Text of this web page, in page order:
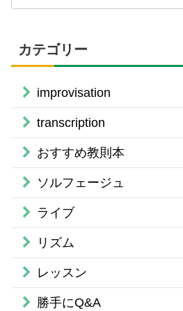
カテゴリー
improvisation
transcription
おすすめ教則本
ソルフェージュ
ライブ
リズム
レッスン
勝手にQ&A